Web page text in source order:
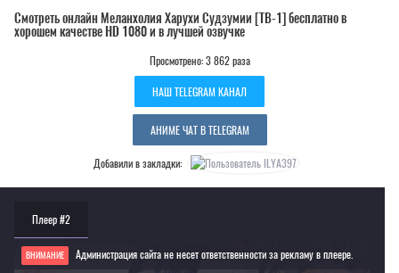
Смотреть онлайн Меланхолия Харухи Судзумии [ТВ-1] бесплатно в
хорошем качестве HD 1080 и в лучшей озвучке
Просмотрено: 3 862 раза
НАШ TELEGRAM КАНАЛ
АНИМЕ ЧАТ В TELEGRAM
Добавили в закладки:
Плеер #2
ВНИМАНИЕ Администрация сайта не несет ответственности за рекламу в плеере.